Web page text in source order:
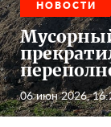
НОВОСТИ
06 июн 2026,